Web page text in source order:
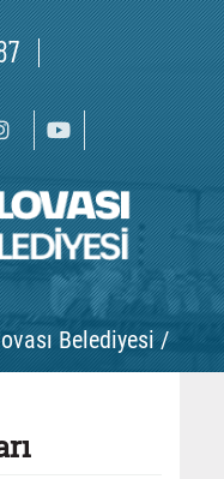
Belediyesi /